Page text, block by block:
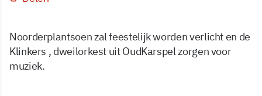
Noorderplantsoen zal feestelijk worden verlicht en de
Klinkers , dweilorkest uit OudKarspel zorgen voor
muziek.